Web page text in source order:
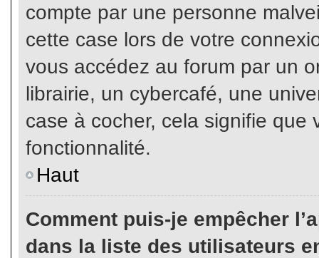
compte par une personne
cette case lors de votre
vous accédez au forum par un
librairie, un cybercafé, une
case à cocher, cela signifie que
fonctionnalité.
Haut
Comment puis-je empêcher
dans la liste des utilisateurs